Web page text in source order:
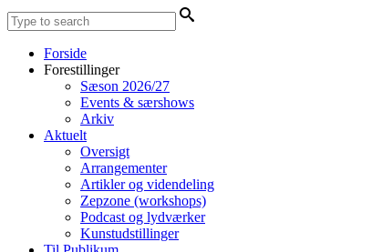
Forside
Forestillinger
Sæson 2026/27
Events & særshows
Arkiv
Aktuelt
Oversigt
Arrangementer
Artikler og videndeling
Zepzone (workshops)
Podcast og lydværker
Kunstudstillinger